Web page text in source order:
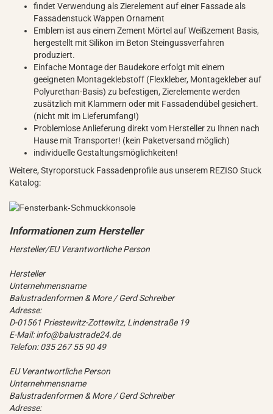
findet Verwendung als Zierelement auf einer Fassade als
Fassadenstuck Wappen Ornament
Emblem ist aus einem Zement Mörtel auf Weißzement Basis,
hergestellt mit Silikon im Beton Steingussverfahren
produziert.
Einfache Montage der Baudekore erfolgt mit einem
geeigneten Montageklebstoff (Flexkleber, Montagekleber auf
Polyurethan-Basis) zu befestigen, Zierelemente werden
zusätzlich mit Klammern oder mit Fassadendübel gesichert.
(nicht mit im Lieferumfang!)
Problemlose Anlieferung direkt vom Hersteller zu Ihnen nach
Hause mit Transporter! (kein Paketversand möglich)
individuelle Gestaltungsmöglichkeiten!
Weitere, Styroporstuck Fassadenprofile aus unserem REZISO Stuck
Katalog:
Hersteller/EU Verantwortliche Person
Hersteller
Unternehmensname
Balustradenformen & More / Gerd Schreiber
Adresse:
D-01561 Priestewitz-Zottewitz, Lindenstraße 19
E-Mail: info@balustrade24.de
Telefon: 035 267 55 90 49
EU Verantwortliche Person
Unternehmensname
Balustradenformen & More / Gerd Schreiber
Adresse: